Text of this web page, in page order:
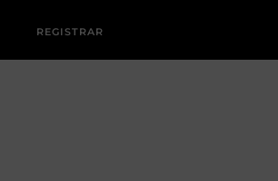
REGISTRAR